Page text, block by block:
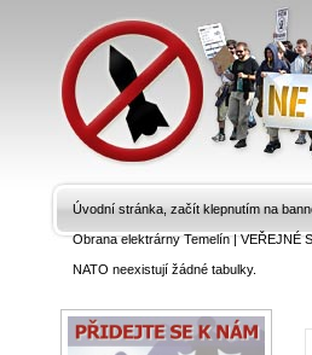
Úvodní stránka, začít klepnutím na
Obrana elektrárny Temelín|VEŘEJNÉ
NATO neexistují žádné tabulky.